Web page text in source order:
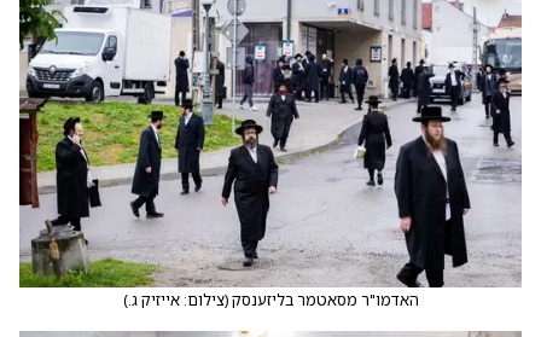
האדמו"ר מסאטמר בליזענסק(צילום: אייזיק ג.)